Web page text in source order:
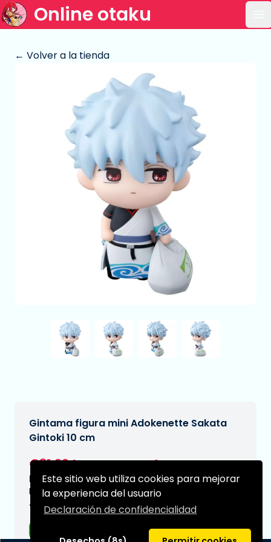
Este sitio web utiliza cookies para mejorar
la experiencia del usuario
Declaración de confidencialidad
Online otaku
← Volver a la tienda
Gintama figura mini Adokenette Sakata
Gintoki 10 cm
€31,99
Fecha de entrega prevista:
N/A
Tipo: